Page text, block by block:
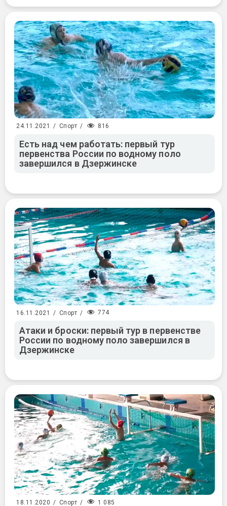
24.11.2021 / Спорт / 816
Есть над чем работать: первый тур
первенства России по водному поло
завершился в Дзержинске
16.11.2021 / Спорт / 774
Атаки и броски: первый тур в первенстве
России по водному поло завершился в
Дзержинске
18.11.2020 / Спорт / 1 085